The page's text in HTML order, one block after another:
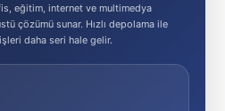
eğitim, internet ve multimedya
çözümü sunar. Hızlı depolama ile
daha seri hale gelir.